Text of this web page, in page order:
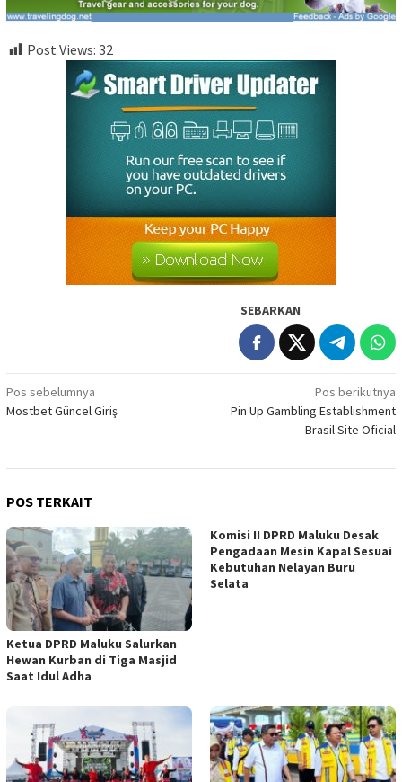
Post Views: 32
SEBARKAN
Navigasi
pos
Pos sebelumnya
Mostbet Güncel Giriş
Pos berikutnya
Pin Up Gambling Establishment
Brasil Site Oficial
POS TERKAIT
Ketua DPRD Maluku Salurkan
Hewan Kurban di Tiga Masjid
Saat Idul Adha
Komisi II DPRD Maluku Desak
Pengadaan Mesin Kapal Sesuai
Kebutuhan Nelayan Buru
Selata